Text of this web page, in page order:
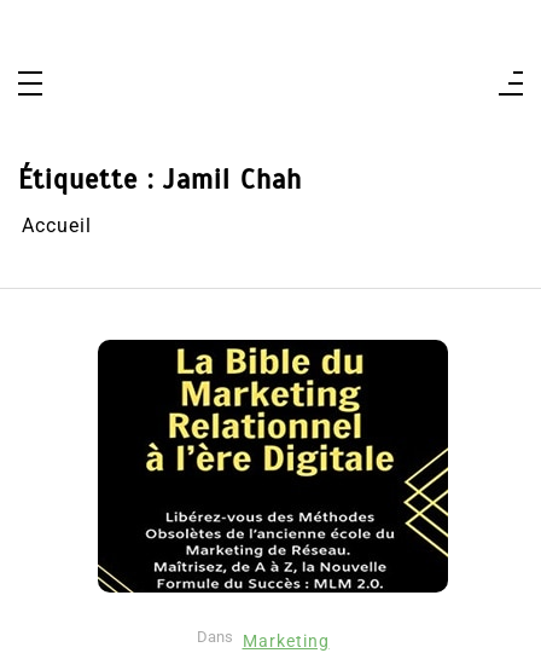
Étiquette : Jamil Chah
Accueil
Dans Marketing